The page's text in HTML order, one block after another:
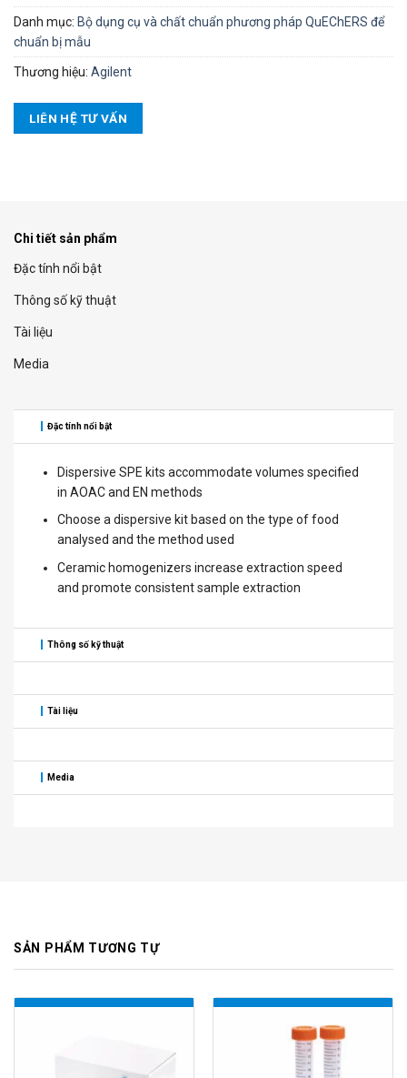
Danh mục: Bộ dụng cụ và chất chuẩn phương pháp QuEChERS để
chuẩn bị mẫu
Thương hiệu: Agilent
LIÊN HỆ TƯ VẤN
Chi tiết sản phẩm
Đặc tính nổi bật
Thông số kỹ thuật
Tài liệu
Media
Đặc tính nổi bật
Dispersive SPE kits accommodate volumes specified
in AOAC and EN methods
Choose a dispersive kit based on the type of food
analysed and the method used
Ceramic homogenizers increase extraction speed
and promote consistent sample extraction
Thông số kỹ thuật
Tài liệu
Media
SẢN PHẨM TƯƠNG TỰ